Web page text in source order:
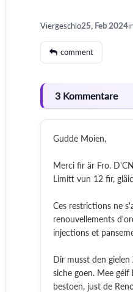
Viergeschlo25, Feb 2024
comment
3 Kommentare
Gudde Moien,
Merci fir är Fro.
Limitt vun 12 fir,
Ces restrictions ne
renouvellements
injections et
Dir musst den gielen
siche goen. Mee
bestoen, just de